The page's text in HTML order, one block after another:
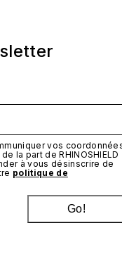
vos
la part de RHINOSHIELD
à vous désinscrire de
politique de
Go!